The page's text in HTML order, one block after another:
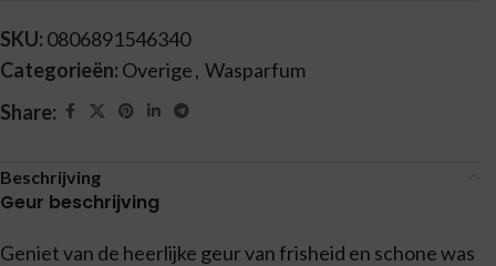
SKU: 0806891546340
Categorieën: Overige, Wasparfum
Share:
Beschrijving
Geur beschrijving
Geniet van de heerlijke geur van frisheid en schone was